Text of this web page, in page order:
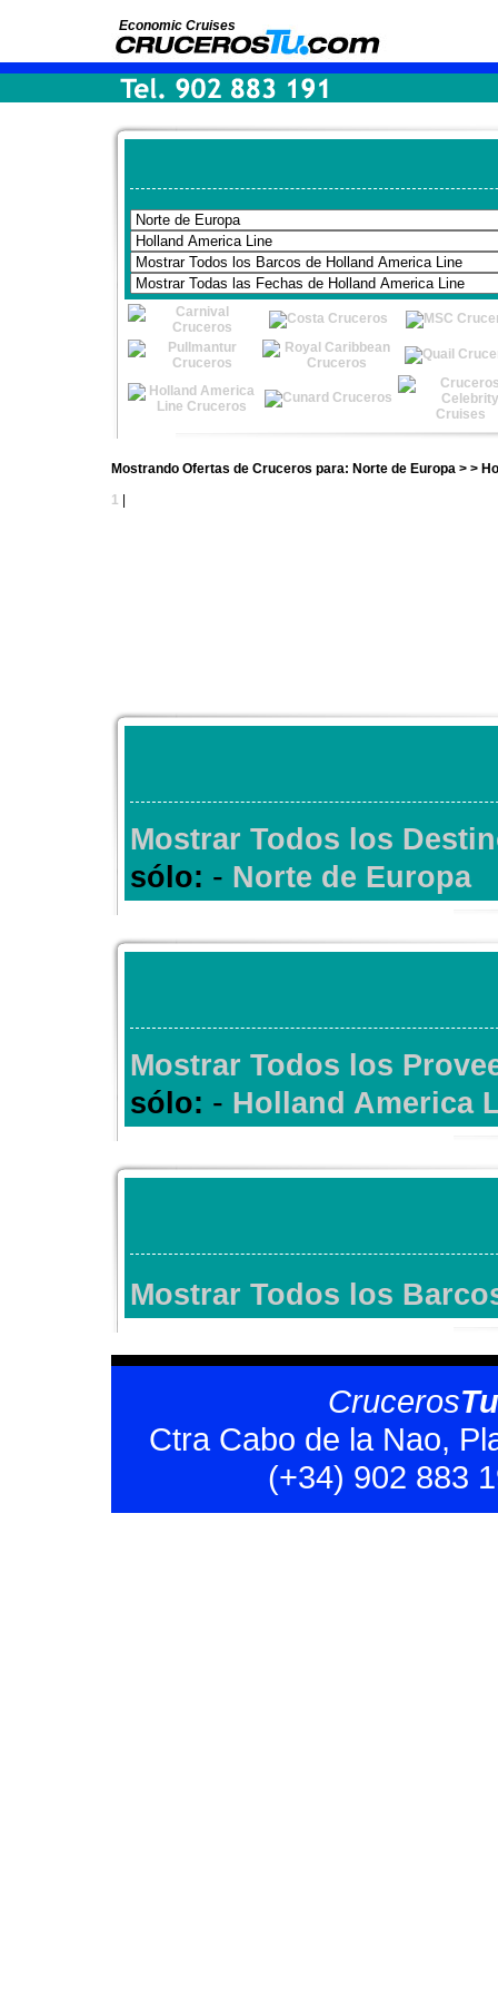
Economic Cruises
Mostrando Ofertas de Cruceros para: Norte de Europa > >
1
Mostrar Todos los
sólo: - Norte de Europa
Mostrar Todos los
sólo: - Holland America
Mostrar Todos los
CrucerosTu
Ctra Cabo de la Nao,
(+34) 902 883